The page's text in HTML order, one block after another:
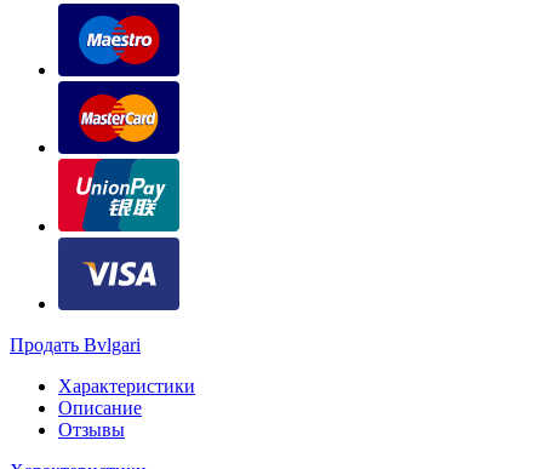
Продать Bvlgari
Характеристики
Описание
Отзывы